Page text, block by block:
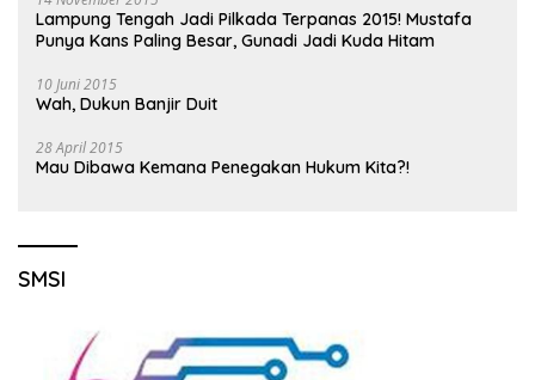
Lampung Tengah Jadi Pilkada Terpanas 2015! Mustafa
Punya Kans Paling Besar, Gunadi Jadi Kuda Hitam
10 Juni 2015
Wah, Dukun Banjir Duit
28 April 2015
Mau Dibawa Kemana Penegakan Hukum Kita?!
SMSI